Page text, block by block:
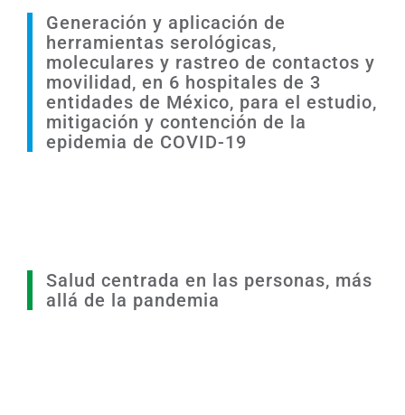
Generación y aplicación de
herramientas serológicas,
moleculares y rastreo de contactos y
movilidad, en 6 hospitales de 3
entidades de México, para el estudio,
mitigación y contención de la
epidemia de COVID-19
Salud centrada en las personas, más
allá de la pandemia